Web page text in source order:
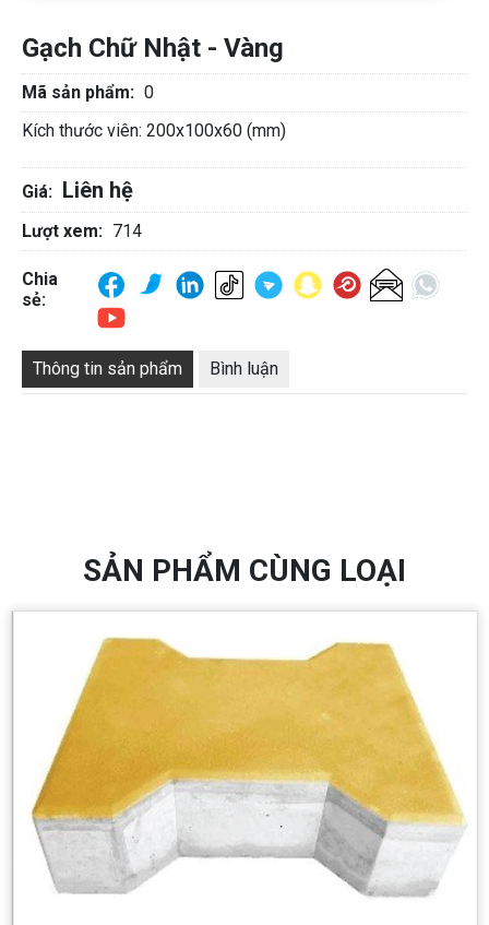
Gạch Chữ Nhật - Vàng
Mã sản phẩm: 0
Kích thước viên: 200x100x60 (mm)
Giá: Liên hệ
Lượt xem: 714
Chia
sẻ:
Thông tin sản phẩm Bình luận
SẢN PHẨM CÙNG LOẠI